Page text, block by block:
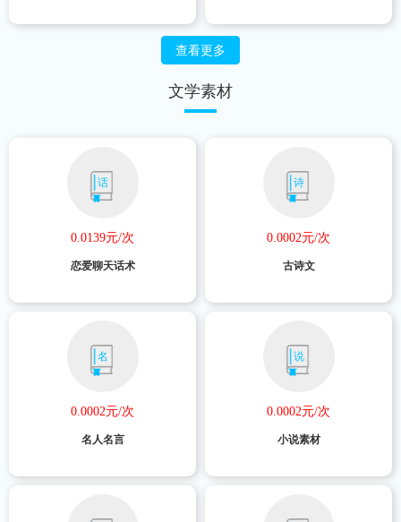
查看更多
文学素材
话
0.0139元/次
恋爱聊天话术
诗
0.0002元/次
古诗文
名
0.0002元/次
名人名言
说
0.0002元/次
小说素材